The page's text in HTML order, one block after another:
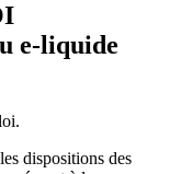
e-liquide
dispositions des